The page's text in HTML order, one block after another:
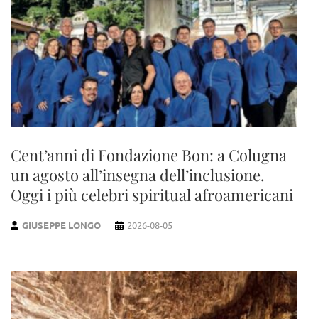
Cent’anni di Fondazione Bon: a Colugna
un agosto all’insegna dell’inclusione.
Oggi i più celebri spiritual afroamericani
GIUSEPPE LONGO 2026-08-05